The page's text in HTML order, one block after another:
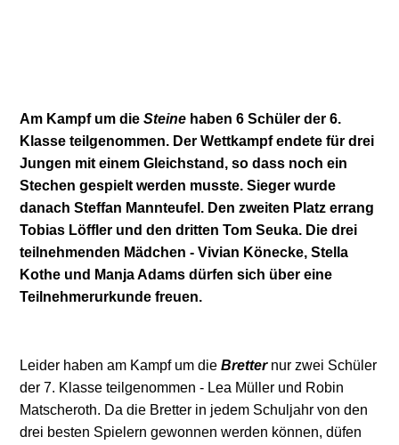
Am Kampf um dieSteine haben 6 Schüler der 6.
Klasse teilgenommen. Der Wettkampf endete für drei
Jungen mit einem Gleichstand, so dass noch ein
Stechen gespielt werden musste. Sieger wurde
danach Steffan Mannteufel. Den zweiten Platz errang
Tobias Löffler und den dritten Tom Seuka. Die drei
teilnehmenden Mädchen - Vivian Könecke, Stella
Kothe und Manja Adams dürfen sich über eine
Teilnehmerurkunde freuen.
Leider haben am Kampf um dieBretternur zwei Schüler
der 7. Klasse teilgenommen - Lea Müller und Robin
Matscheroth. Da die Bretter in jedem Schuljahr von den
drei besten Spielern gewonnen werden können, düfen